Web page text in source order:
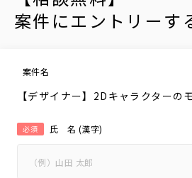
案件にエントリーす
案件名
【デザイナー】2Dキャラクターの
氏 名 (漢字)
必須